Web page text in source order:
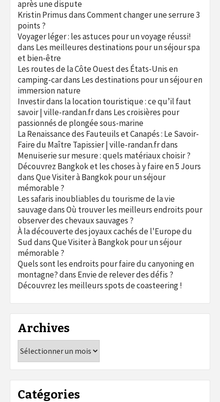
après une dispute
Kristin PrimusdansComment changer une serrure 3
points ?
Voyager léger : les astuces pour un voyage réussi!
dans Les meilleures destinations pour un séjour spa
et bien-être
Les routes de la Côte Ouest des États-Unis en
camping-cardans Les destinations pour un séjour en
immersion nature
Investir dans la location touristique : ce qu’il faut
savoir | ville-randan.frdans Les croisières pour
passionnés de plongée sous-marine
La Renaissance des Fauteuils et Canapés : Le Savoir-
Faire du Maître Tapissier | ville-randan.frdans
Menuiserie sur mesure : quels matériaux choisir ?
Découvrez Bangkok et les choses à y faire en 5 Jours
dansQue Visiter à Bangkok pour un séjour
mémorable ?
Les safaris inoubliables du tourisme de la vie
sauvagedansOù trouver les meilleurs endroits pour
observer des chevaux sauvages ?
À la découverte des joyaux cachés de l'Europe du
SuddansQue Visiter à Bangkok pour un séjour
mémorable ?
Quels sont les endroits pour faire du canyoning en
montagne?dans Envie de relever des défis ?
Découvrez les meilleurs spots de coasteering !
Archives
Catégories